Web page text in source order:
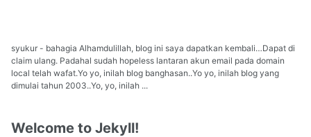
syukur - bahagia Alhamdulillah, blog ini saya dapatkan kembali…Dapat di
claim ulang. Padahal sudah hopeless lantaran akun email pada domain
local telah wafat.Yo yo, inilah blog banghasan..Yo yo, inilah blog yang
dimulai tahun 2003..Yo, yo, inilah ...
Welcome to Jekyll!